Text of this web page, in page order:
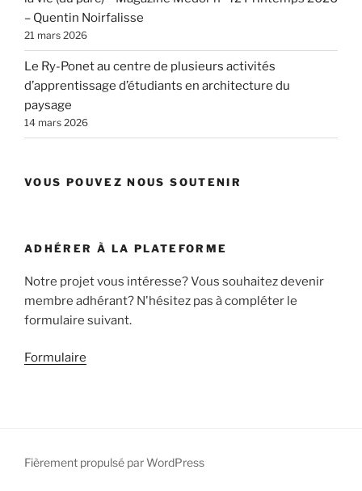
– Quentin Noirfalisse
21 mars 2026
Le Ry-Ponet au centre de plusieurs activités
d’apprentissage d’étudiants en architecture du
paysage
14 mars 2026
VOUS POUVEZ NOUS SOUTENIR
ADHÉRER À LA PLATEFORME
Notre projet vous intéresse? Vous souhaitez devenir
membre adhérant? N'hésitez pas à compléter le
formulaire suivant.
Formulaire
Fièrement propulsé par WordPress